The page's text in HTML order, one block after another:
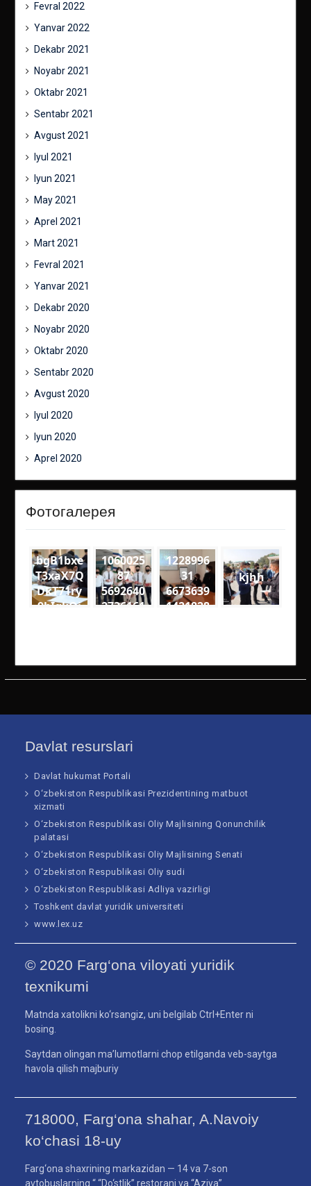
Fevral 2022
Yanvar 2022
Dekabr 2021
Noyabr 2021
Oktabr 2021
Sentabr 2021
Avgust 2021
Iyul 2021
Iyun 2021
May 2021
Aprel 2021
Mart 2021
Fevral 2021
Yanvar 2021
Dekabr 2020
Noyabr 2020
Oktabr 2020
Sentabr 2020
Avgust 2020
Iyul 2020
Iyun 2020
Aprel 2020
Фотогалерея
bgB1bxe
T3xaX7Q
DkT71ry
9bIgkQj
1060025
87
5692640
2736161
99951 n
1228996
31
6673639
1421828
10252 n
kjhh
Davlat resurslari
Davlat hukumat Portali
O‘zbekiston Respublikasi Prezidentining matbuot
xizmati
O‘zbekiston Respublikasi Oliy Majlisining Qonunchilik
palatasi
O‘zbekiston Respublikasi Oliy Majlisining Senati
O‘zbekiston Respublikasi Oliy sudi
O‘zbekiston Respublikasi Adliya vazirligi
Toshkent davlat yuridik universiteti
www.lex.uz
© 2020 Farg‘ona viloyati yuridik
texnikumi
Matnda xatolikni ko‘rsangiz, uni belgilab Ctrl+Enter ni
bosing.
Saytdan olingan ma’lumotlarni chop etilganda veb-saytga
havola qilish majburiy
718000, Farg‘ona shahar, A.Navoiy
ko‘chasi 18-uy
Farg‘ona shaxrining markazidan — 14 va 7-son
avtobuslarning “ “Do‘stlik” restorani va “Aziya”